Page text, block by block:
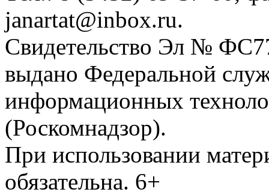
janartat@inbox.ru.
Свидетельство Эл №
выдано Федеральной
информационных
(Роскомнадзор).
При использовании
обязательна. 6+